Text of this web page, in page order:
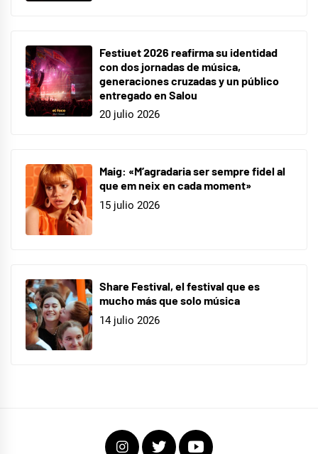
Festiuet 2026 reafirma su identidad
con dos jornadas de música,
generaciones cruzadas y un público
entregado en Salou
20 julio 2026
Maig: «M’agradaria ser sempre fidel al
que em neix en cada moment»
15 julio 2026
Share Festival, el festival que es
mucho más que solo música
14 julio 2026
InstagramTwitterYoutube